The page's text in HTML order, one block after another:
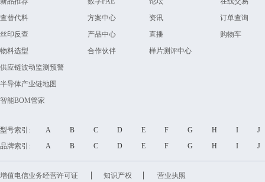
查替代料
丝印反查
物料选型
供应链波动监测预警
半导体产业链地图
智能BOM管家
方案中心
产品中心
合作伙伴
资讯
直播
样片测评中心
订单查询
购物车
型号索引: A B C D E F G H I
品牌索引:
A B C D E F G H I
增值电信业务经营许可证 知识产权
营业执照